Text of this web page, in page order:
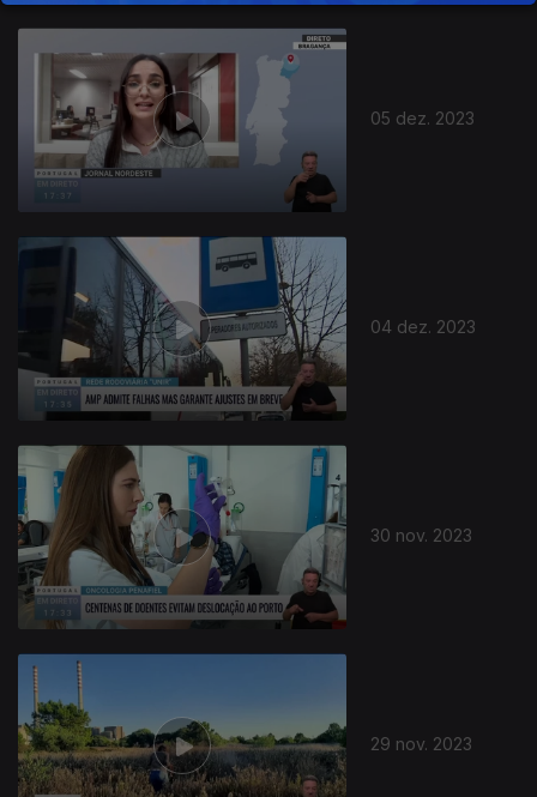
05 dez. 2023
04 dez. 2023
30 nov. 2023
29 nov. 2023